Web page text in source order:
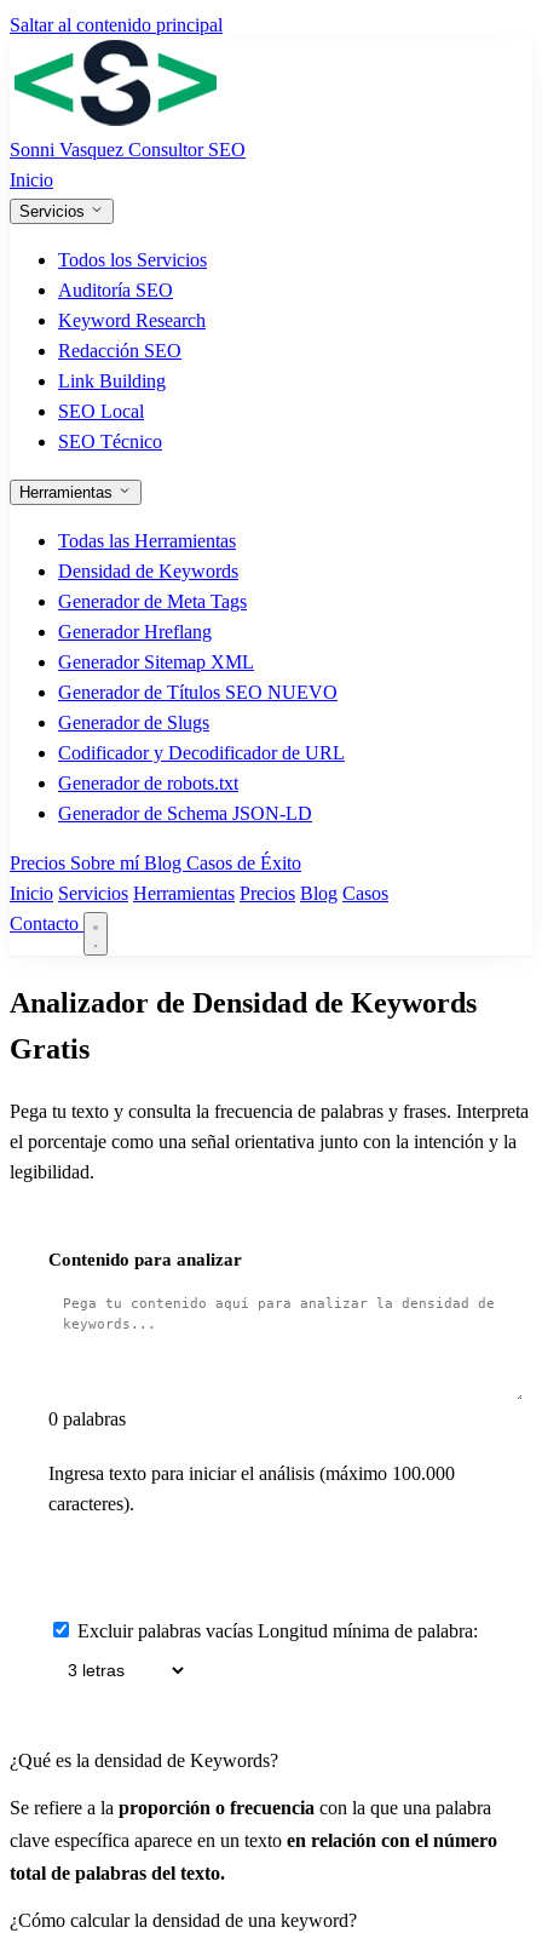
Saltar al contenido principal
Sonni Vasquez Consultor SEO
Inicio
Servicios
Todos los Servicios
Auditoría SEO
Keyword Research
Redacción SEO
Link Building
SEO Local
SEO Técnico
Herramientas
Todas las Herramientas
Densidad de Keywords
Generador de Meta Tags
Generador Hreflang
Generador Sitemap XML
Generador de Títulos SEO NUEVO
Generador de Slugs
Codificador y Decodificador de URL
Generador de robots.txt
Generador de Schema JSON-LD
Precios Sobre míBlog Casos de Éxito
Inicio Servicios Herramientas Precios Blog Casos
Contacto
Analizador de Densidad de Keywords
Gratis
Pega tu texto y consulta la frecuencia de palabras y frases. Interpreta
el porcentaje como una señal orientativa junto con la intención y la
legibilidad.
Contenido para analizar
0 palabras
Ingresa texto para iniciar el análisis (máximo 100.000
caracteres).
Excluir palabras vacías Longitud mínima de palabra:
¿Qué es la densidad de Keywords?
Se refiere a la proporción o frecuencia con la que una palabra
clave específica aparece en un texto en relación con el número
total de palabras del texto.
¿Cómo calcular la densidad de una keyword?